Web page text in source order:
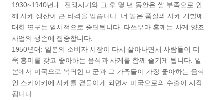
1930~1940년대: 전쟁시기와 그 후 몇 년 동안은 쌀 부족으로 인
해 사케 생산이 큰 타격을 입습니다. 더 높은 품질의 사케 개발에
대한 연구는 일시적으로 중단됩니다. 다쓰우마 혼케는 사케 양조
사업의 생존에 집중합니다.
1950년대: 일본의 소비자 시장이 다시 살아나면서 사람들이 더
욱 흥미를 갖고 좋아하는 음식과 사케를 함께 즐기게 됩니다. 일
본에서 미국으로 복귀한 미군과 그 가족들이 가장 좋아하는 음식
인 스키야키에 사케를 곁들이게 되면서 미국으로의 수출이 시작
됩니다.